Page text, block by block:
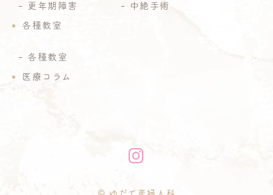
更年期障害 中絶手術
各種教室
各種教室
医療コラム
© ゆだて産婦人科